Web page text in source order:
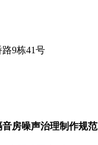
9栋41号
房噪声治理制作规范